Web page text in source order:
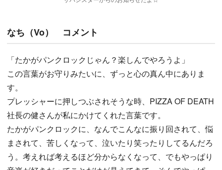
なち（Vo） コメント
「たかがパンクロックじゃん？楽しんでやろうよ」
この言葉がお守りみたいに、ずっと心の真ん中にありま
す。
プレッシャーに押しつぶされそうな時、PIZZA OF DEATH
社長の健さんが私にかけてくれた言葉です。
たかがパンクロックに、なんでこんなに振り回されて、悩
まされて、苦しくなって、泣いたり笑ったりしてるんだろ
う。考えれば考えるほど分からなくなって、でもやっぱり